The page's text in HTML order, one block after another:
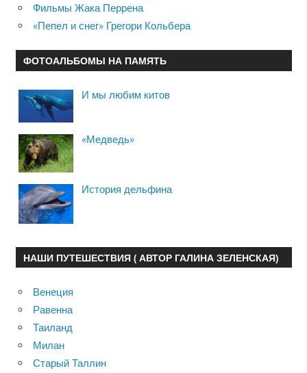
Фильмы Жака Перрена
«Пепел и снег» Грегори Кольбера
ФОТОАЛЬБОМЫ НА ПАМЯТЬ
И мы любим китов
«Медведь»
История дельфина
НАШИ ПУТЕШЕСТВИЯ ( АВТОР ГАЛИНА ЗЕЛЕНСКАЯ)
Венеция
Равенна
Таиланд
Милан
Старый Таллин